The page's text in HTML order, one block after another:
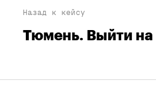
Назад к кейсу
Тюмень. Выйти на